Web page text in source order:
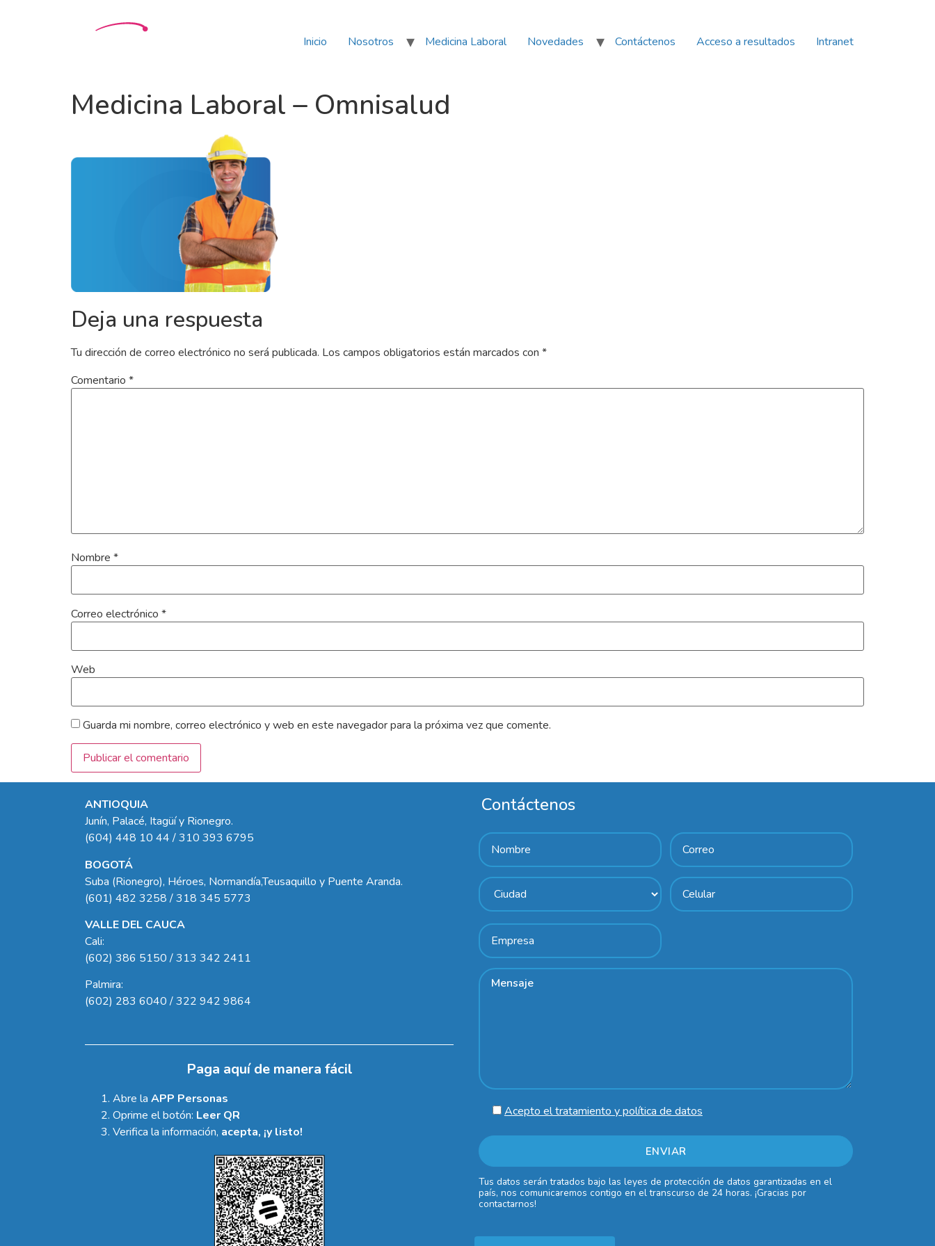
Inicio Nosotros Medicina Laboral Novedades Contáctenos Acceso a resultados Intranet
Medicina Laboral – Omnisalud
Deja una respuesta
Tu dirección de correo electrónico no será publicada. Los campos obligatorios están marcados con *
Comentario *
Nombre *
Correo electrónico *
Web
Guarda mi nombre, correo electrónico y web en este navegador para la próxima vez que comente.
ANTIOQUIA
Junín, Palacé, Itagüí y Rionegro.
(604) 448 10 44 / 310 393 6795
BOGOTÁ
Suba (Rionegro), Héroes, Normandía,Teusaquillo y Puente Aranda.
(601) 482 3258 / 318 345 5773
VALLE DEL CAUCA
Cali:
(602) 386 5150 / 313 342 2411
Palmira:
(602) 283 6040 / 322 942 9864
Paga aquí de manera fácil
Abre la APP Personas
Oprime el botón: Leer QR
Verifica la información, acepta, ¡y listo!
Contáctenos
Acepto el tratamiento y política de datos
Tus datos serán tratados bajo las leyes de protección de datos garantizadas en el
país, nos comunicaremos contigo en el transcurso de 24 horas. ¡Gracias por
contactarnos!